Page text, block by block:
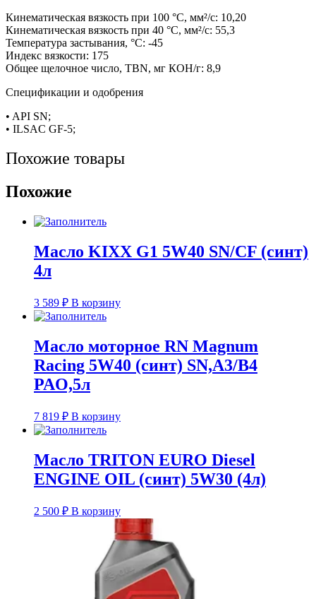
Кинематическая вязкость при 100 °C, мм²/с: 10,20
Кинематическая вязкость при 40 °C, мм²/с: 55,3
Температура застывания, °C: -45
Индекс вязкости: 175
Общее щелочное число, TBN, мг КОН/г: 8,9
Спецификации и одобрения
• API SN;
• ILSAC GF-5;
Похожие товары
Похожие
Масло KIXX G1 5W40 SN/CF (синт)
4л
3 589 ₽ В корзину
Масло моторное RN Magnum
Racing 5W40 (синт) SN,A3/B4
PAO,5л
7 819 ₽ В корзину
Масло TRITON EURO Diesel
ENGINE OIL (синт) 5W30 (4л)
2 500 ₽ В корзину